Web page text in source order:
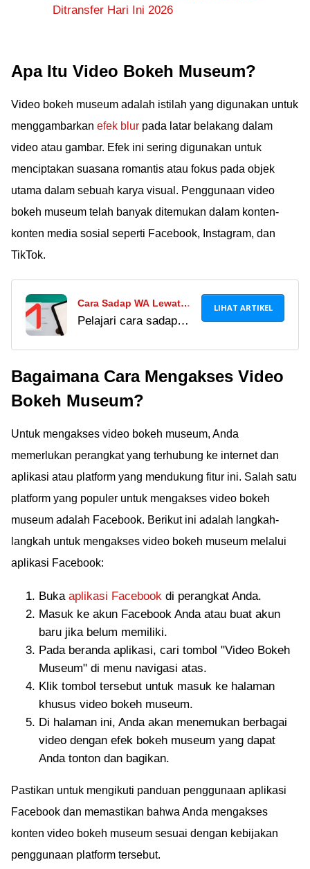
Ditransfer Hari Ini 2026
Apa Itu Video Bokeh Museum?
Video bokeh museum adalah istilah yang digunakan untuk
menggambarkan efek blur pada latar belakang dalam
video atau gambar. Efek ini sering digunakan untuk
menciptakan suasana romantis atau fokus pada objek
utama dalam sebuah karya visual. Penggunaan video
bokeh museum telah banyak ditemukan dalam konten-
konten media sosial seperti Facebook, Instagram, dan
TikTok.
Cara Sadap WA Lewat
Email Terlengkap 2024,
Pelajari cara sadap
anti-ketahuan. Cara ini
bisa dilakukan secara
jarak jauh, tapi
berisiko!
LIHAT ARTIKEL
Bagaimana Cara Mengakses Video
Bokeh Museum?
Untuk mengakses video bokeh museum, Anda
memerlukan perangkat yang terhubung ke internet dan
aplikasi atau platform yang mendukung fitur ini. Salah satu
platform yang populer untuk mengakses video bokeh
museum adalah Facebook. Berikut ini adalah langkah-
langkah untuk mengakses video bokeh museum melalui
aplikasi Facebook:
Buka aplikasi Facebook di perangkat Anda.
Masuk ke akun Facebook Anda atau buat akun
baru jika belum memiliki.
Pada beranda aplikasi, cari tombol "Video Bokeh
Museum" di menu navigasi atas.
Klik tombol tersebut untuk masuk ke halaman
khusus video bokeh museum.
Di halaman ini, Anda akan menemukan berbagai
video dengan efek bokeh museum yang dapat
Anda tonton dan bagikan.
Pastikan untuk mengikuti panduan penggunaan aplikasi
Facebook dan memastikan bahwa Anda mengakses
konten video bokeh museum sesuai dengan kebijakan
penggunaan platform tersebut.